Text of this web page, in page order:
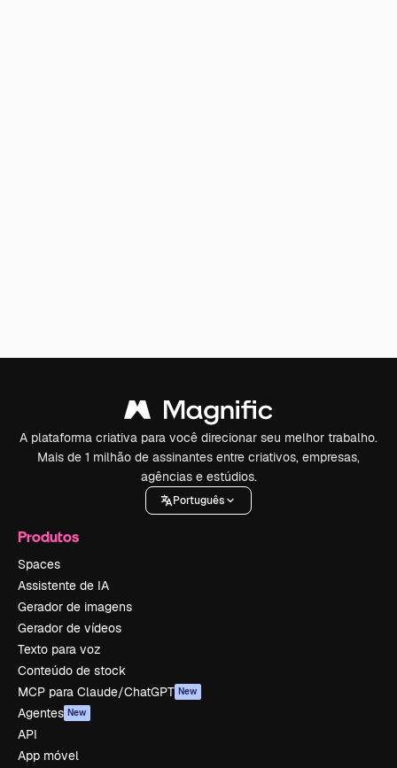
A plataforma criativa para você direcionar seu melhor trabalho.
Mais de 1 milhão de assinantes entre criativos, empresas,
agências e estúdios.
Português
Produtos
Spaces
Assistente de IA
Gerador de imagens
Gerador de vídeos
Texto para voz
Conteúdo de stock
MCP para Claude/ChatGPT New
Agentes New
API
App móvel